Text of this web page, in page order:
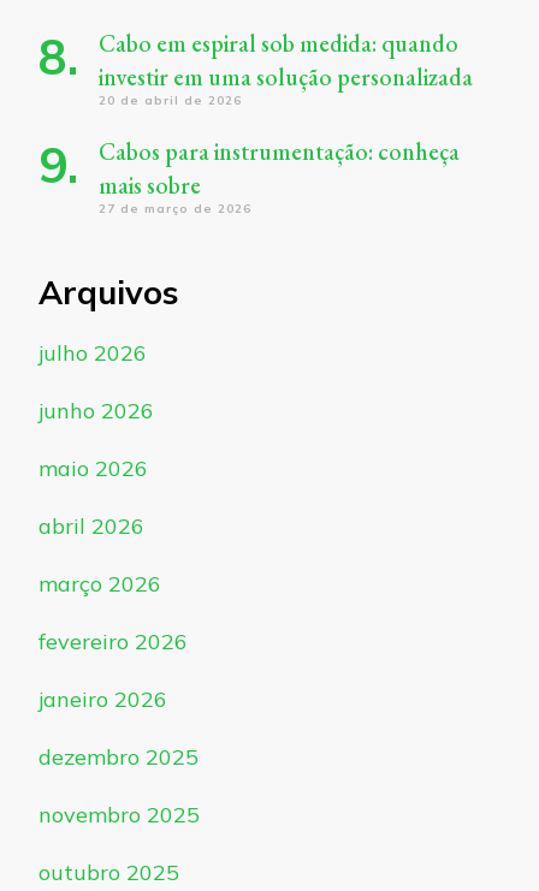
Cabo em espiral sob medida: quando
investir em uma solução personalizada
20 de abril de 2026
Cabos para instrumentação: conheça
mais sobre
27 de março de 2026
Arquivos
julho 2026
junho 2026
maio 2026
abril 2026
março 2026
fevereiro 2026
janeiro 2026
dezembro 2025
novembro 2025
outubro 2025